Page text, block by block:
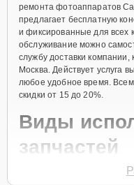
ремонта фотоаппаратов
предлагает бесплатную
и фиксированные для всех
обслуживание можно
службу доставки компании,
Москва. Действует услуга
любое удобное время.
скидки от 15 до 20%.
Виды
запчастей
Для ремонта